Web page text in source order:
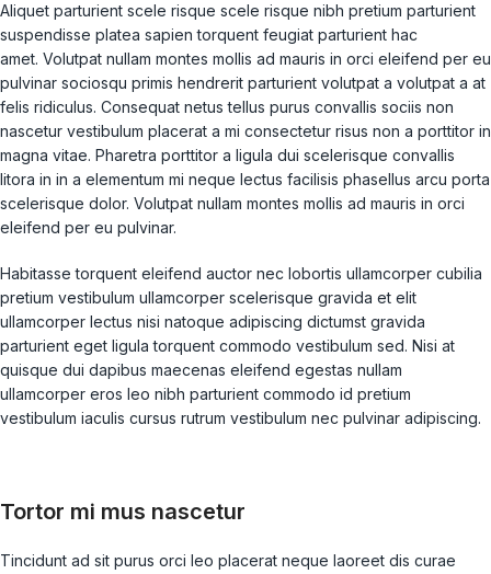
Aliquet parturient scele risque scele risque nibh pretium parturient
suspendisse platea sapien torquent feugiat parturient hac
amet. Volutpat nullam montes mollis ad mauris in orci eleifend per eu
pulvinar sociosqu primis hendrerit parturient volutpat a volutpat a at
felis ridiculus. Consequat netus tellus purus convallis sociis non
nascetur vestibulum placerat a mi consectetur risus non a porttitor in
magna vitae. Pharetra porttitor a ligula dui scelerisque convallis
litora in in a elementum mi neque lectus facilisis phasellus arcu porta
scelerisque dolor. Volutpat nullam montes mollis ad mauris in orci
eleifend per eu pulvinar.
Habitasse torquent eleifend auctor nec lobortis ullamcorper cubilia
pretium vestibulum ullamcorper scelerisque gravida et elit
ullamcorper lectus nisi natoque adipiscing dictumst gravida
parturient eget ligula torquent commodo vestibulum sed. Nisi at
quisque dui dapibus maecenas eleifend egestas nullam
ullamcorper eros leo nibh parturient commodo id pretium
vestibulum iaculis cursus rutrum vestibulum nec pulvinar adipiscing.
Tortor mi mus nascetur
Tincidunt ad sit purus orci leo placerat neque laoreet dis curae